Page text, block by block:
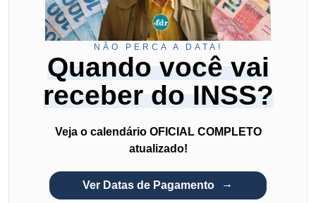
NÃO PERCA A DATA!
Quando você vai
receber do INSS?
Veja o calendário OFICIAL COMPLETO
atualizado!
Ver Datas de Pagamento